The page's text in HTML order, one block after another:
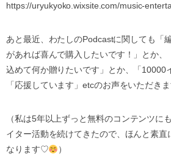
https://uryukyoko.wixsite.com/music-
あと最近、わたしのPodcastに関しても「
があれば喜んで購入したいです！」とか、
込めて何か贈りたいです」とか、「10000
「応援しています」etcのお声をいただき
（私は5年以上ずっと無料のコンテンツに
イター活動を続けてきたので、ほんと素直
なります♡ ）